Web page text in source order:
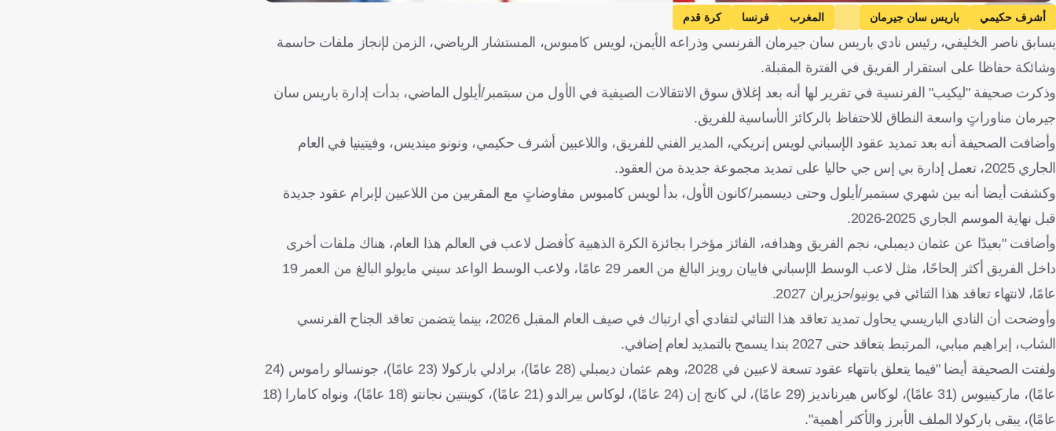
Getty Images
أشرف حكيمي باريس سان جيرمان المغرب فرنسا كرة قدم
يسابق ناصر الخليفي، رئيس نادي باريس سان جيرمان الفرنسي وذراعه الأيمن، لويس كامبوس، المستشار الرياضي، الزمن لإنجاز ملفات حاسمة
وشائكة حفاظا على استقرار الفريق في الفترة المقبلة.
وذكرت صحيفة "ليكيب" الفرنسية في تقرير لها أنه بعد إغلاق سوق الانتقالات الصيفية في الأول من سبتمبر/أيلول الماضي، بدأت إدارة باريس سان
جيرمان مناوراتٍ واسعة النطاق للاحتفاظ بالركائز الأساسية للفريق.
وأضافت الصحيفة أنه بعد تمديد عقود الإسباني لويس إنريكي، المدير الفني للفريق، واللاعبين أشرف حكيمي، ونونو مينديس، وفيتينيا في العام
الجاري 2025، تعمل إدارة بي إس جي حاليا على تمديد مجموعة جديدة من العقود.
وكشفت أيضا أنه بين شهري سبتمبر/أيلول وحتى ديسمبر/كانون الأول، بدأ لويس كامبوس مفاوضاتٍ مع المقربين من اللاعبين لإبرام عقود جديدة
قبل نهاية الموسم الجاري 2025-2026.
وأضافت "بعيدًا عن عثمان ديمبلي، نجم الفريق وهدافه، الفائز مؤخرا بجائزة الكرة الذهبية كأفضل لاعب في العالم هذا العام، هناك ملفات أخرى
داخل الفريق أكثر إلحاحًا، مثل لاعب الوسط الإسباني فابيان رويز البالغ من العمر 29 عامًا، ولاعب الوسط الواعد سيني مايولو البالغ من العمر 19
عامًا، لانتهاء تعاقد هذا الثنائي في يونيو/حزيران 2027.
وأوضحت أن النادي الباريسي يحاول تمديد تعاقد هذا الثنائي لتفادي أي ارتباك في صيف العام المقبل 2026، بينما يتضمن تعاقد الجناح الفرنسي
الشاب، إبراهيم مبابي، المرتبط بتعاقد حتى 2027 بندا يسمح بالتمديد لعام إضافي.
ولفتت الصحيفة أيضا "فيما يتعلق بانتهاء عقود تسعة لاعبين في 2028، وهم عثمان ديمبلي (28 عامًا)، برادلي باركولا (23 عامًا)، جونسالو راموس (24
عامًا)، ماركينيوس (31 عامًا)، لوكاس هيرنانديز (29 عامًا)، لي كانج إن (24 عامًا)، لوكاس بيرالدو (21 عامًا)، كوينتين نجانتو (18 عامًا)، ونواه كامارا (18
عامًا)، يبقى باركولا الملف الأبرز والأكثر أهمية".